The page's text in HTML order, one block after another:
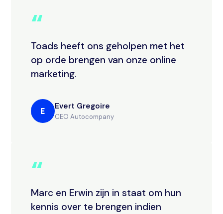
“
Toads heeft ons geholpen met het
op orde brengen van onze online
marketing.
E Evert Gregoire
CEO Autocompany
“
Marc en Erwin zijn in staat om hun
kennis over te brengen indien